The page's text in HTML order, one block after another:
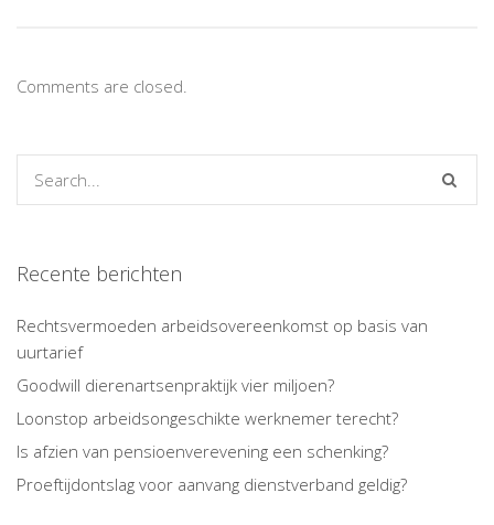
Comments are closed.
Recente berichten
Rechtsvermoeden arbeidsovereenkomst op basis van
uurtarief
Goodwill dierenartsenpraktijk vier miljoen?
Loonstop arbeidsongeschikte werknemer terecht?
Is afzien van pensioenverevening een schenking?
Proeftijdontslag voor aanvang dienstverband geldig?